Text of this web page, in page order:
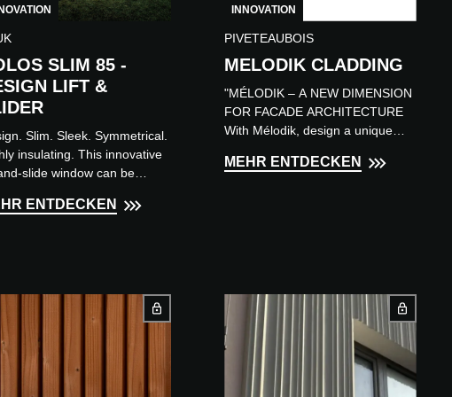
SLIM 85 -
LIFT &
Slim. Sleek. Symmetrical.
insulating. This innovative
slide window can be
does it look excep...
ENTDECKEN
INNOVATION
PIVETEAUBOIS
MELODIK CLADDING
"MÉLODIK – A NEW DIMENSION
FOR FACADE ARCHITECTURE
With Mélodik, design a unique
combining multiple wood profiles
MEHR ENTDECKEN